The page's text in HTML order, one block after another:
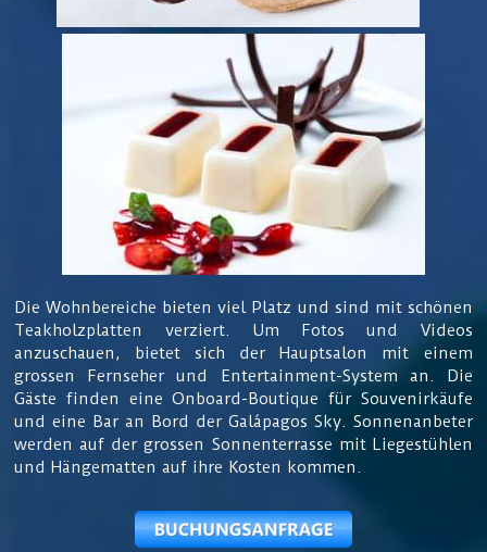
Die Wohnbereiche bieten viel Platz und sind mit schönen
Teakholzplatten verziert. Um Fotos und Videos
anzuschauen, bietet sich der Hauptsalon mit einem
grossen Fernseher und Entertainment-System an. Die
Gäste finden eine Onboard-Boutique für Souvenirkäufe
und eine Bar an Bord der Galápagos Sky. Sonnenanbeter
werden auf der grossen Sonnenterrasse mit Liegestühlen
und Hängematten auf ihre Kosten kommen.